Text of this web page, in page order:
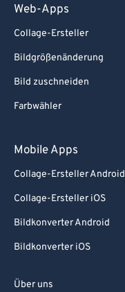
Web-Apps
Collage-Ersteller
Bildgrößenänderung
Bild zuschneiden
Farbwähler
Mobile Apps
Collage-Ersteller Android
Collage-Ersteller iOS
Bildkonverter Android
Bildkonverter iOS
Über uns